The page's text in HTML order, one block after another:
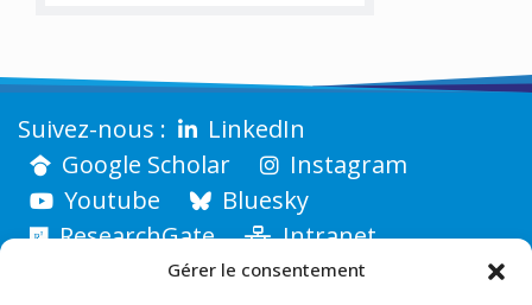
Gérer le consentement
LinkedIn
Google Scholar
Instagram
Youtube
Bluesky
ResearchGate
Intranet